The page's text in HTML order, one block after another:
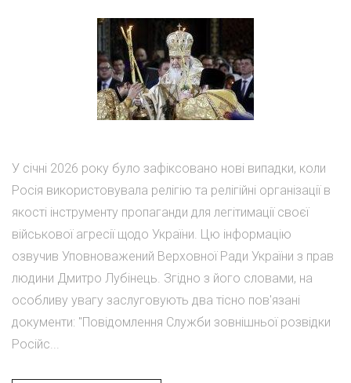
У січні 2026 року було зафіксовано нові випадки, коли
Росія використовувала релігію та релігійні організації в
якості інструменту пропаганди для легітимації своєї
військової агресії щодо України. Цю інформацію
озвучив Уповноважений Верховної Ради України з прав
людини Дмитро Лубінець. Згідно з його словами, на
особливу увагу заслуговують два тісно пов'язані
документи: "Повідомлення Служби зовнішньої розвідки
Російс...